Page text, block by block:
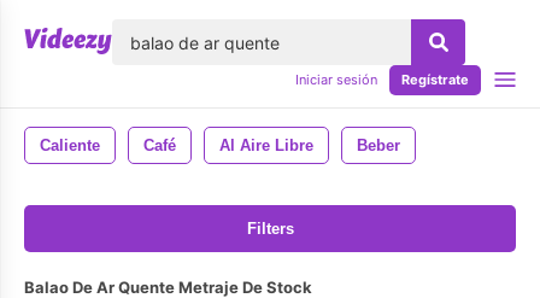
Iniciar sesión Regístrate
Caliente Café Al Aire Libre Beber
Filters
Balao De Ar Quente Metraje De Stock